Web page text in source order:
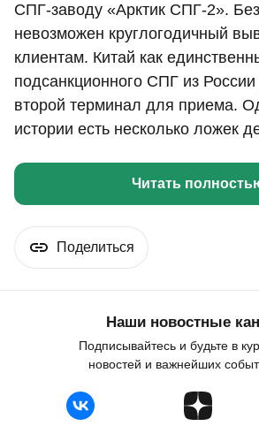
СПГ-заводу «Арктик СПГ-2».
невозможен круглогодичный
клиентам. Китай как
подсанкционного СПГ из России
второй терминал для приема.
истории есть несколько ложек
Читать
Поделиться
Наши новостные
Подписывайтесь и будьте в
новостей и важнейших